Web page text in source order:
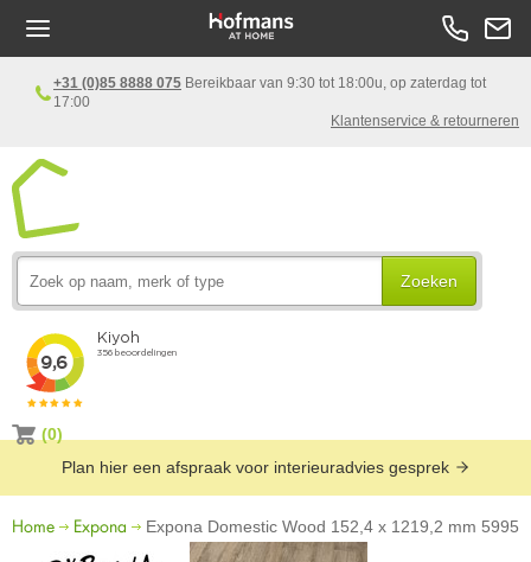
+31 (0)85 8888 075 Bereikbaar van 9:30 tot 18:00u, op zaterdag tot
17:00
Klantenservice & retourneren
Zoeken
(0)
Plan hier een afspraak voor interieuradvies gesprek
Home Expona Expona Domestic Wood 152,4 x 1219,2 mm 5995